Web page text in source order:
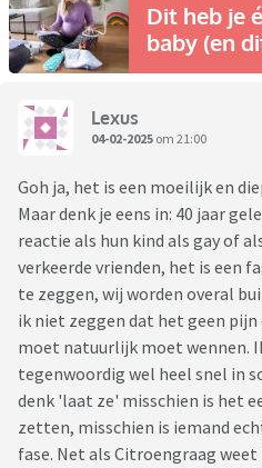
Dit heb je
baby (en
Lexus
04-02-2025 om 21:00
Goh ja, het is een moeilijk en
Maar denk je eens in: 40 jaar
reactie als hun kind als gay of
verkeerde vrienden, het is een
te zeggen, wij worden overal
ik niet zeggen dat het geen
moet natuurlijk moet wennen.
tegenwoordig wel heel snel in
denk 'laat ze' misschien is het
zetten, misschien is iemand
fase. Net als Citroengraag